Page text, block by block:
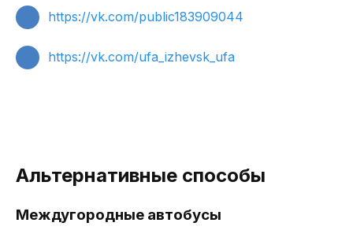
https://vk.com/public183909044
https://vk.com/ufa_izhevsk_ufa
Альтернативные способы
Междугородные автобусы